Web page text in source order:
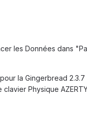
les Données dans
la Gingerbread 2.3.7
Physique